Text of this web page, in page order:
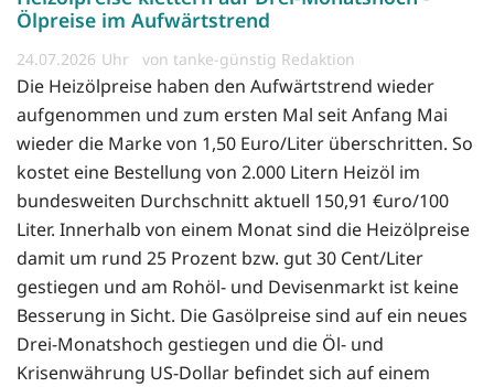
Ölpreise im Aufwärtstrend
24.07.2026 von tanke-günstig Redaktion
Die Heizölpreise haben den Aufwärtstrend wieder
aufgenommen und zum ersten Mal seit Anfang Mai
wieder die Marke von 1,50 Euro/Liter überschritten. So
kostet eine Bestellung von 2.000 Litern Heizöl im
bundesweiten Durchschnitt aktuell 150,91 €uro/100
Liter. Innerhalb von einem Monat sind die Heizölpreise
damit um rund 25 Prozent bzw. gut 30 Cent/Liter
gestiegen und am Rohöl- und Devisenmarkt ist keine
Besserung in Sicht. Die Gasölpreise sind auf ein neues
Drei-Monatshoch gestiegen und die Öl- und
Krisenwährung US-Dollar befindet sich auf einem